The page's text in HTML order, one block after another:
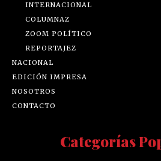
INTERNACIONAL
COLUMNAZ
ZOOM POLÍTICO
REPORTAJEZ
NACIONAL
EDICIÓN IMPRESA
NOSOTROS
CONTACTO
Categorías